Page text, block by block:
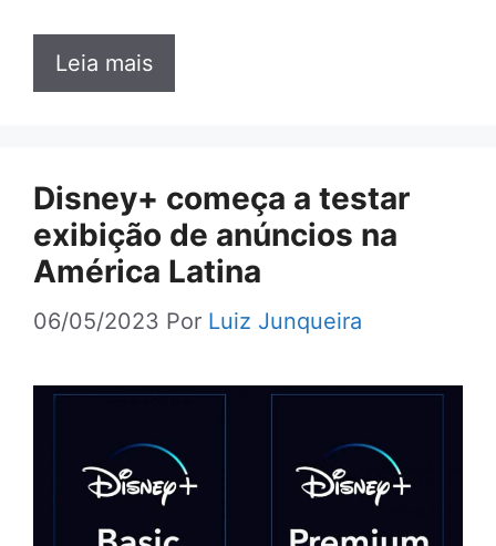
Leia mais
Disney+ começa a testar
exibição de anúncios na
América Latina
06/05/2023 Por Luiz Junqueira